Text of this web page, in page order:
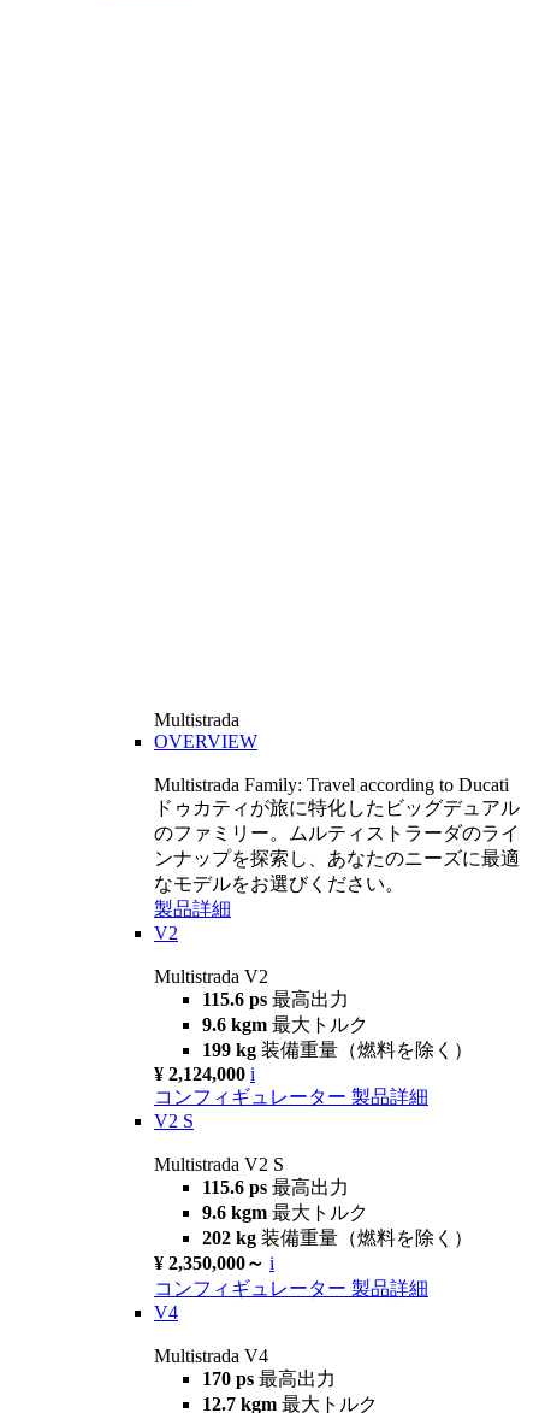
Multistrada
OVERVIEW
Multistrada Family: Travel according to Ducati
ドゥカティが旅に特化したビッグデュアル
のファミリー。ムルティストラーダのライ
ンナップを探索し、あなたのニーズに最適
なモデルをお選びください。
製品詳細
V2
Multistrada V2
115.6 ps 最高出力
9.6 kgm 最大トルク
199 kg 装備重量（燃料を除く）
¥ 2,124,000 i
コンフィギュレーター 製品詳細
V2 S
Multistrada V2 S
115.6 ps 最高出力
9.6 kgm 最大トルク
202 kg 装備重量（燃料を除く）
¥ 2,350,000～ i
コンフィギュレーター 製品詳細
V4
Multistrada V4
170 ps 最高出力
12.7 kgm 最大トルク